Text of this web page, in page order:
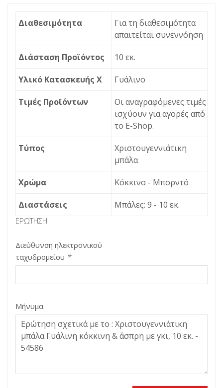
Διαθεσιμότητα
Για τη διαθεσιμότητα
απαιτείται συνεννόηση
Διάσταση Προϊόντος 10 εκ.
Υλικό Κατασκευής X Γυάλινο
Τιμές Προϊόντων
Οι αναγραφόμενες τιμές
ισχύουν για αγορές από
το Ε-Shop.
Τύπος
Χριστουγεννιάτικη
μπάλα
Χρώμα Κόκκινο - Μπορντό
Διαστάσεις Μπάλες: 9 - 10 εκ.
ΕΡΏΤΗΣΗ
Διεύθυνση ηλεκτρονικού
ταχυδρομείου *
Μήνυμα